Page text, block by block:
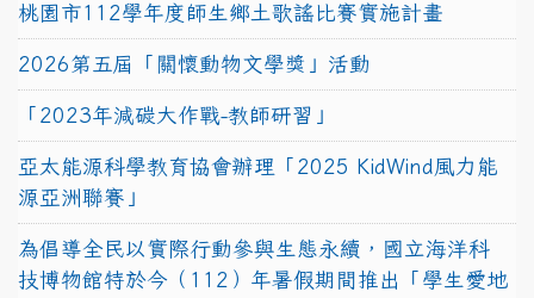
桃園市112學年度師生鄉土歌謠比賽實施計畫
2026第五屆「關懷動物文學獎」活動
「2023年減碳大作戰-教師研習」
亞太能源科學教育協會辦理「2025 KidWind風力能
源亞洲聯賽」
為倡導全民以實際行動參與生態永續，國立海洋科
技博物館特於今（112）年暑假期間推出「學生愛地